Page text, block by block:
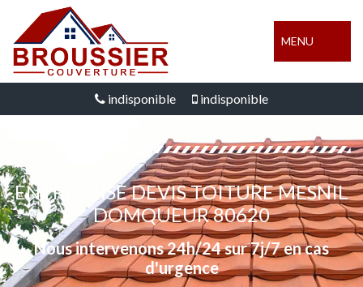
MENU
indisponible indisponible
ENTREPRISE DEVIS TOITURE MESNIL
DOMQUEUR 80620
Nous intervenons 24h/24 sur 7j/7 en cas
d'urgence